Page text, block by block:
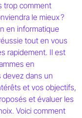
trop comment
le mieux ?
en informatique
tout en vous
rapidement. Il est
en
devez dans un
et vos objectifs,
et évaluer les
Voici comment